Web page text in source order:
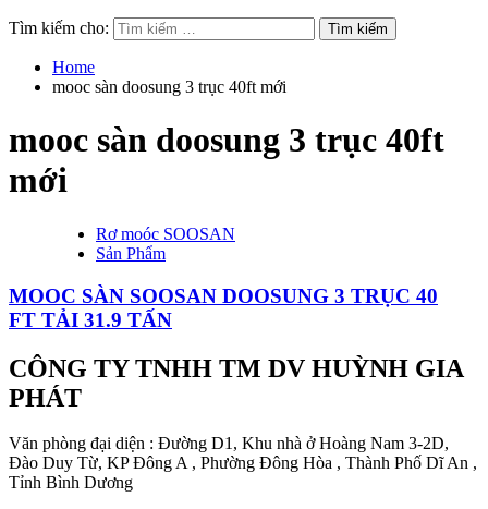
Tìm kiếm cho:
Home
mooc sàn doosung 3 trục 40ft mới
mooc sàn doosung 3 trục 40ft
mới
Rơ moóc SOOSAN
Sản Phẩm
MOOC SÀN SOOSAN DOOSUNG 3 TRỤC 40
FT TẢI 31.9 TẤN
CÔNG TY TNHH TM DV HUỲNH GIA
PHÁT
Văn phòng đại diện : Đường D1, Khu nhà ở Hoàng Nam 3-2D,
Đào Duy Từ, KP Đông A , Phường Đông Hòa , Thành Phố Dĩ An ,
Tỉnh Bình Dương